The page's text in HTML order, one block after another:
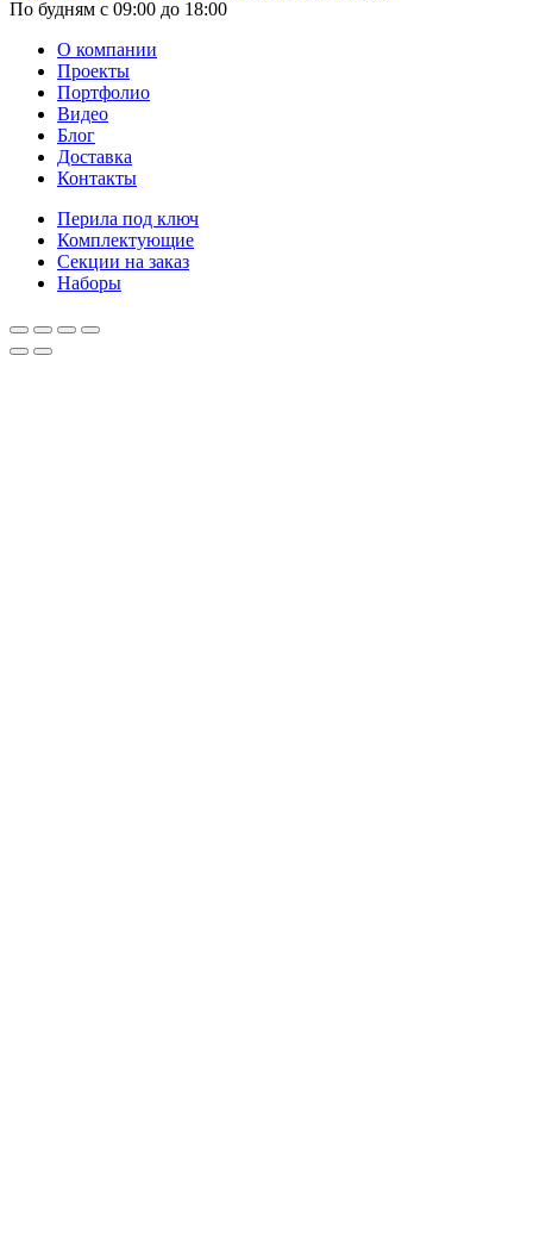
По будням с 09:00 до 18:00
О компании
Проекты
Портфолио
Видео
Блог
Доставка
Контакты
Перила под ключ
Комплектующие
Секции на заказ
Наборы